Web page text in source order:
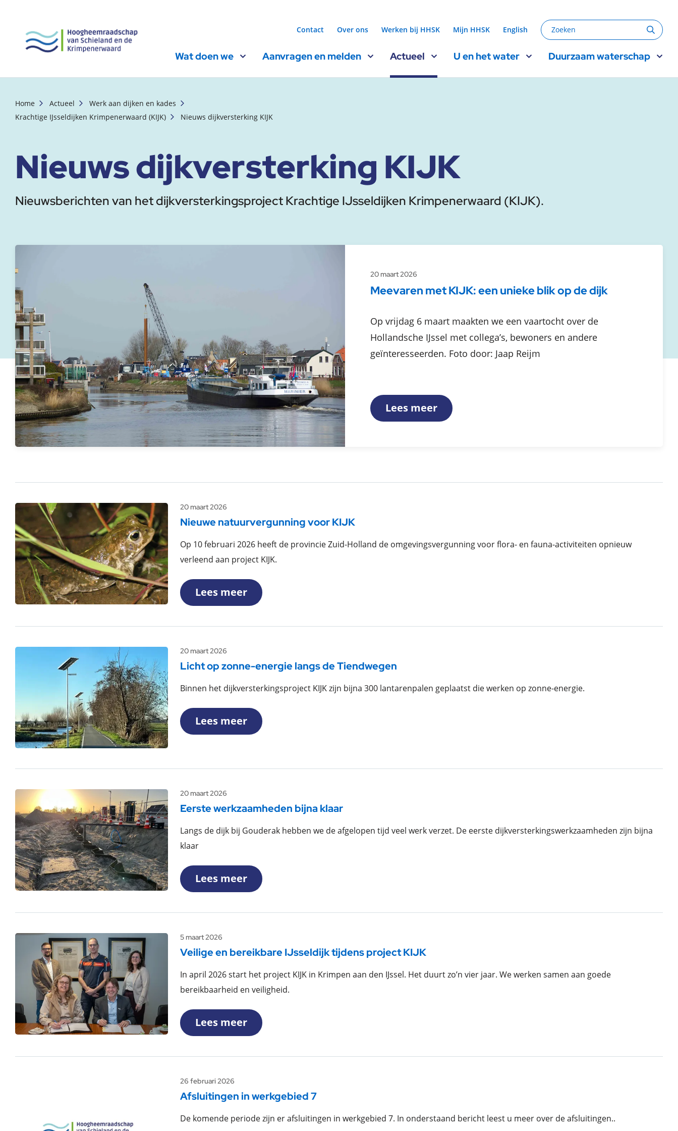
Contact Over ons Werken bij HHSK Mijn HHSK English Zoeken
Wat doen we Aanvragen en melden Actueel U en het water Duurzaam waterschap
Home Actueel
Werk aan dijken en kades
Krachtige IJsseldijken Krimpenerwaard (KIJK)
Nieuws dijkversterking KIJK
Nieuws dijkversterking KIJK
Nieuwsberichten van het dijkversterkingsproject Krachtige IJsseldijken Krimpenerwaard (KIJK).
Meevaren met KIJK: een unieke blik op de dijk
20 maart 2026
Op vrijdag 6 maart maakten we een vaartocht over de
Hollandsche IJssel met collega’s, bewoners en andere
geïnteresseerden. Foto door: Jaap Reijm
Lees meer
Nieuwe natuurvergunning voor KIJK
20 maart 2026
Op 10 februari 2026 heeft de provincie Zuid-Holland de omgevingsvergunning voor flora- en fauna-activiteiten opnieuw
verleend aan project KIJK.
Lees meer
Licht op zonne-energie langs de Tiendwegen
20 maart 2026
Binnen het dijkversterkingsproject KIJK zijn bijna 300 lantarenpalen geplaatst die werken op zonne-energie.
Lees meer
Eerste werkzaamheden bijna klaar
20 maart 2026
Langs de dijk bij Gouderak hebben we de afgelopen tijd veel werk verzet. De eerste dijkversterkingswerkzaamheden zijn bijna
klaar
Lees meer
Veilige en bereikbare IJsseldijk tijdens project KIJK
5 maart 2026
In april 2026 start het project KIJK in Krimpen aan den IJssel. Het duurt zo’n vier jaar. We werken samen aan goede
bereikbaarheid en veiligheid.
Lees meer
Afsluitingen in werkgebied 7
26 februari 2026
De komende periode zijn er afsluitingen in werkgebied 7. In onderstaand bericht leest u meer over de afsluitingen..